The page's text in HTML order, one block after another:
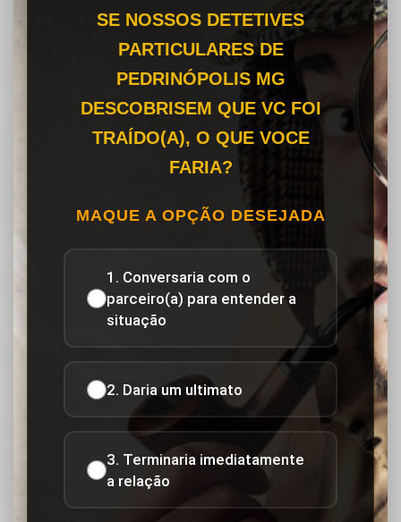
SE NOSSOS DETETIVES
PARTICULARES DE
PEDRINÓPOLIS MG
DESCOBRISEM QUE VC FOI
TRAÍDO(A), O QUE VOCE
FARIA?
MAQUE A OPÇÃO DESEJADA
1. Conversaria com o
parceiro(a) para entender a
situação
2. Daria um ultimato
3. Terminaria imediatamente
a relação